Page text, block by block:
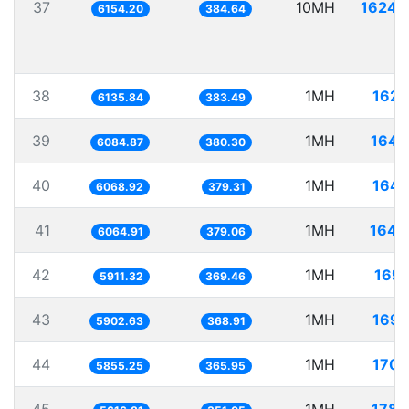
37 6154.20 384.64 10MH
38 6135.84 383.49 1MH
39 6084.87 380.30 1MH
40 6068.92 379.31 1MH
41 6064.91 379.06 1MH
42 5911.32 369.46 1MH
43 5902.63 368.91 1MH
44 5855.25 365.95 1MH